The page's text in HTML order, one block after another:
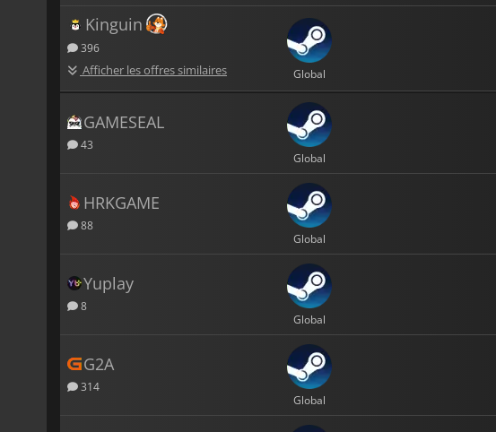
Kinguin
396
Afficher les offres similaires Global
GAMESEAL
43
Global
HRKGAME
88
Global
Yuplay
8
Global
G2A
314
Global